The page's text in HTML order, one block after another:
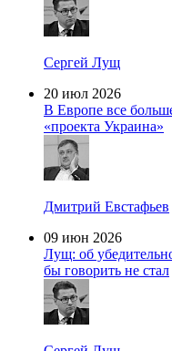
Сергей Лущ
20 июл 2026
В Европе все
«проекта Украина»
Дмитрий Евстафьев
09 июн 2026
Лущ: об
бы говорить не стал